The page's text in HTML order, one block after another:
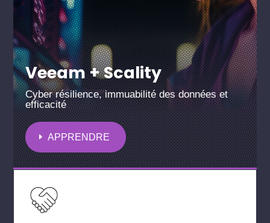
Veeam + Scality
Cyber résilience, immuabilité des données et
efficacité
APPRENDRE